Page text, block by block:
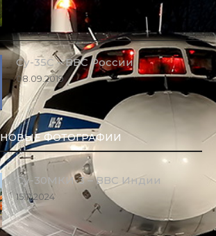
Су-35С – ВВС России
08.09.2019
НОВЫЕ ФОТОГРАФИИ
Су-30МКИ-3 – ВВС Индии
15.11.2024